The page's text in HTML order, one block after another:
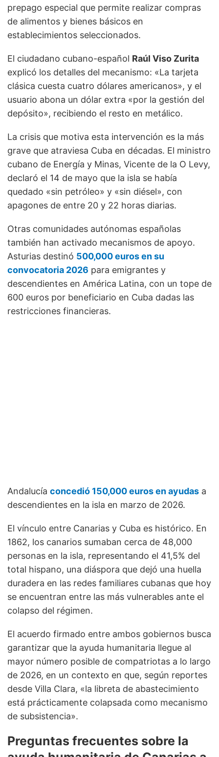
prepago especial que permite realizar compras
de alimentos y bienes básicos en
establecimientos seleccionados.
El ciudadano cubano-español Raúl Viso Zurita
explicó los detalles del mecanismo: «La tarjeta
clásica cuesta cuatro dólares americanos», y el
usuario abona un dólar extra «por la gestión del
depósito», recibiendo el resto en metálico.
La crisis que motiva esta intervención es la más
grave que atraviesa Cuba en décadas. El ministro
cubano de Energía y Minas, Vicente de la O Levy,
declaró el 14 de mayo que la isla se había
quedado «sin petróleo» y «sin diésel», con
apagones de entre 20 y 22 horas diarias.
Otras comunidades autónomas españolas
también han activado mecanismos de apoyo.
Asturias destinó 500,000 euros en su
convocatoria 2026 para emigrantes y
descendientes en América Latina, con un tope de
600 euros por beneficiario en Cuba dadas las
restricciones financieras.
Andalucía concedió 150,000 euros en ayudas a
descendientes en la isla en marzo de 2026.
El vínculo entre Canarias y Cuba es histórico. En
1862, los canarios sumaban cerca de 48,000
personas en la isla, representando el 41,5% del
total hispano, una diáspora que dejó una huella
duradera en las redes familiares cubanas que hoy
se encuentran entre las más vulnerables ante el
colapso del régimen.
El acuerdo firmado entre ambos gobiernos busca
garantizar que la ayuda humanitaria llegue al
mayor número posible de compatriotas a lo largo
de 2026, en un contexto en que, según reportes
desde Villa Clara, «la libreta de abastecimiento
está prácticamente colapsada como mecanismo
de subsistencia».
Preguntas frecuentes sobre la